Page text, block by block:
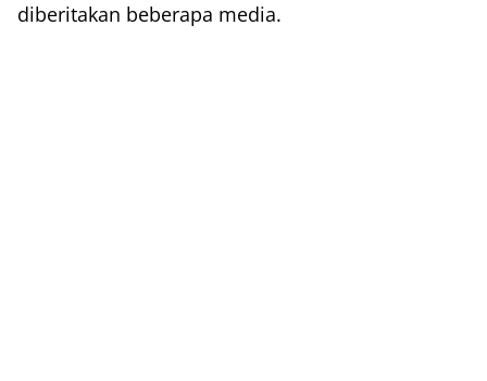
diberitakan beberapa media.